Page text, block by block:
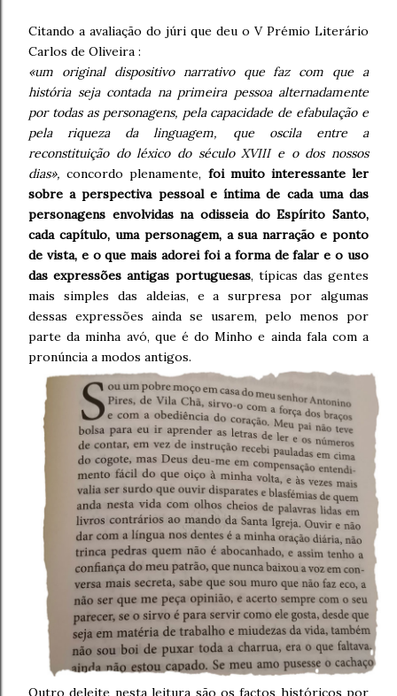
Citando a avaliação do júri que deu o V Prémio Literário
Carlos de Oliveira :
«um original dispositivo narrativo que faz com que a
história seja contada na primeira pessoa alternadamente
por todas as personagens, pela capacidade de efabulação e
pela riqueza da linguagem, que oscila entre a
reconstituição do léxico do século XVIII e o dos nossos
dias»,concordo plenamente, foi muito interessante ler
sobre a perspectiva pessoal e íntima de cada uma das
personagens envolvidas na odisseia do Espírito Santo,
cada capítulo, uma personagem, a sua narração e ponto
de vista, e o que mais adorei foi a forma de falar e o uso
das expressões antigas portuguesas, típicas das gentes
mais simples das aldeias, e a surpresa por algumas
dessas expressões ainda se usarem, pelo menos por
parte da minha avó, que é do Minho e ainda fala com a
pronúncia a modos antigos.
Outro deleite nesta leitura são os factos históricos por